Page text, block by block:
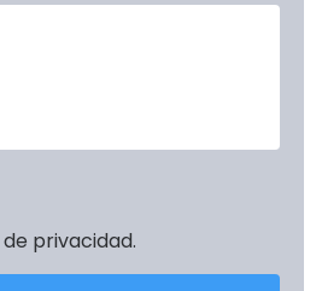
privacidad.